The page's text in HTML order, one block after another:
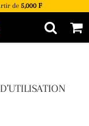
de 5,000 F